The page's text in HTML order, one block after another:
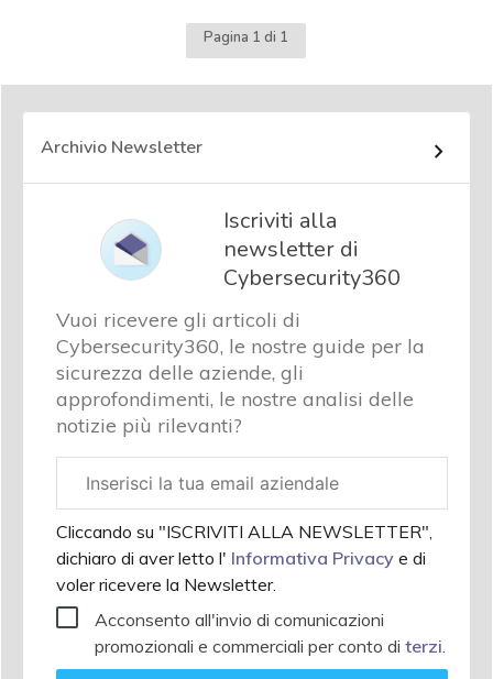
Pagina 1 di 1
Archivio Newsletter
Iscriviti alla
newsletter di
Cybersecurity360
Vuoi ricevere gli articoli di
Cybersecurity360, le nostre guide per la
sicurezza delle aziende, gli
approfondimenti, le nostre analisi delle
notizie più rilevanti?
aziendale
Cliccando su "ISCRIVITI ALLA NEWSLETTER",
dichiaro di aver letto l' Informativa Privacy e di
voler ricevere la Newsletter.
Acconsento all'invio di comunicazioni
promozionali e commerciali per conto di terzi.